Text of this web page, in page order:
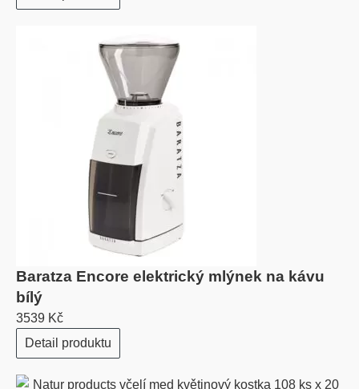
Baratza Encore elektrický mlýnek na kávu
bílý
3539 Kč
Detail produktu